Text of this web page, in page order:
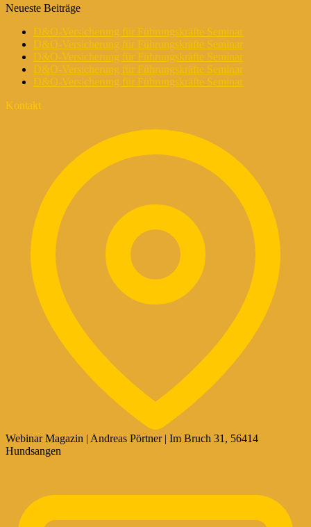
Neueste Beiträge
D&O-Versicherung für Führungskräfte Seminar
D&O-Versicherung für Führungskräfte Seminar
D&O-Versicherung für Führungskräfte Seminar
D&O-Versicherung für Führungskräfte Seminar
D&O-Versicherung für Führungskräfte Seminar
Kontakt
Webinar Magazin | Andreas Pörtner | Im Bruch 31, 56414
Hundsangen